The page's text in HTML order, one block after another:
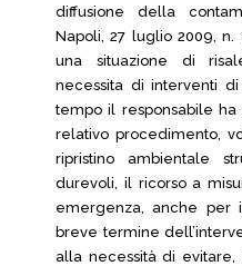
diffusione della
Napoli, 27 luglio 2009,
una situazione di
necessita di interventi
tempo il responsabile ha
relativo procedimento,
ripristino ambientale
durevoli, il ricorso a
emergenza, anche
breve termine
alla necessità di